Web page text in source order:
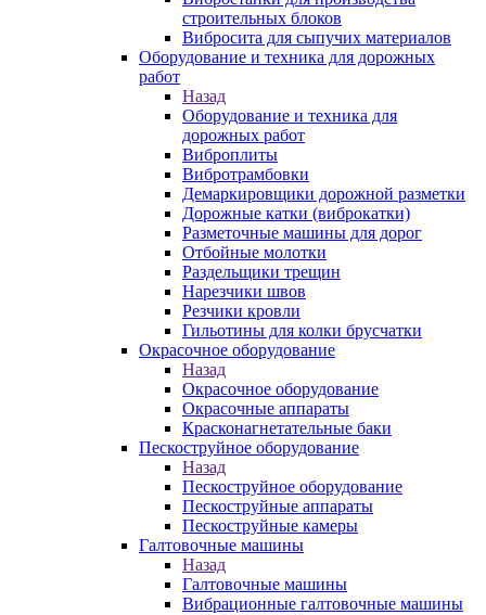
строительных блоков
Вибросита для сыпучих материалов
Оборудование и техника для дорожных
работ
Назад
Оборудование и техника для
дорожных работ
Виброплиты
Вибротрамбовки
Демаркировщики дорожной разметки
Дорожные катки (виброкатки)
Разметочные машины для дорог
Отбойные молотки
Раздельщики трещин
Нарезчики швов
Резчики кровли
Гильотины для колки брусчатки
Окрасочное оборудование
Назад
Окрасочное оборудование
Окрасочные аппараты
Красконагнетательные баки
Пескоструйное оборудование
Назад
Пескоструйное оборудование
Пескоструйные аппараты
Пескоструйные камеры
Галтовочные машины
Назад
Галтовочные машины
Вибрационные галтовочные машины